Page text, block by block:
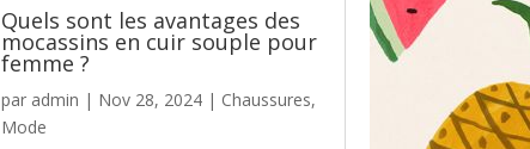
Quels sont les avantages des
mocassins en cuir souple pour
femme ?
par admin | Nov 28, 2024 | Chaussures,
Mode